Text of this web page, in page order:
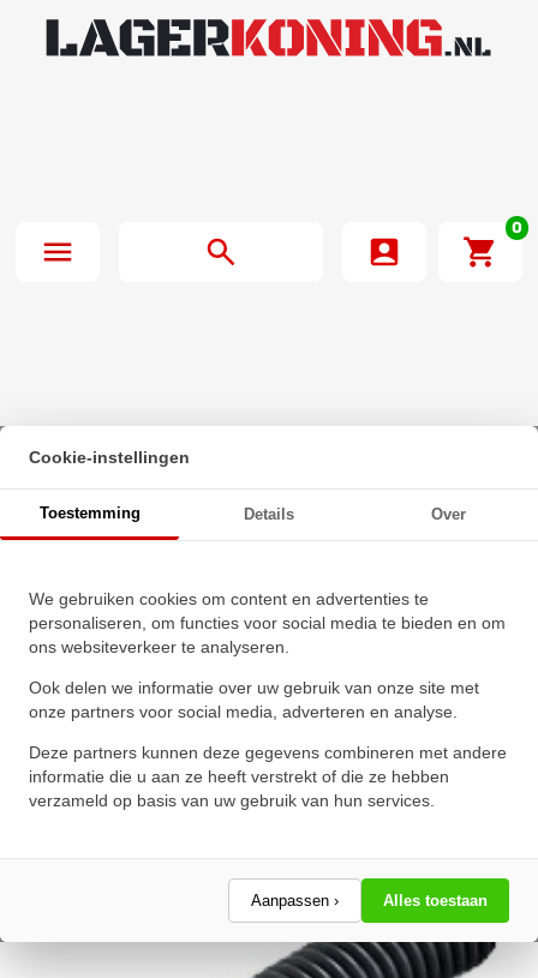
0
Beginpagina·
Zeskanttapbout Deeldraad DIN 931 M6x120mm 10.9
Onbehandeld
Cookie-instellingen
Toestemming Details Over
We gebruiken cookies om content en advertenties te
personaliseren, om functies voor social media te bieden en om
ons websiteverkeer te analyseren.
Ook delen we informatie over uw gebruik van onze site met
onze partners voor social media, adverteren en analyse.
Deze partners kunnen deze gegevens combineren met andere
informatie die u aan ze heeft verstrekt of die ze hebben
verzameld op basis van uw gebruik van hun services.
Aanpassen › Alles toestaan
Zeskanttapbout Deeldraad DIN
931 M6x120mm 10.9
Onbehandeld
Schrijf een review!